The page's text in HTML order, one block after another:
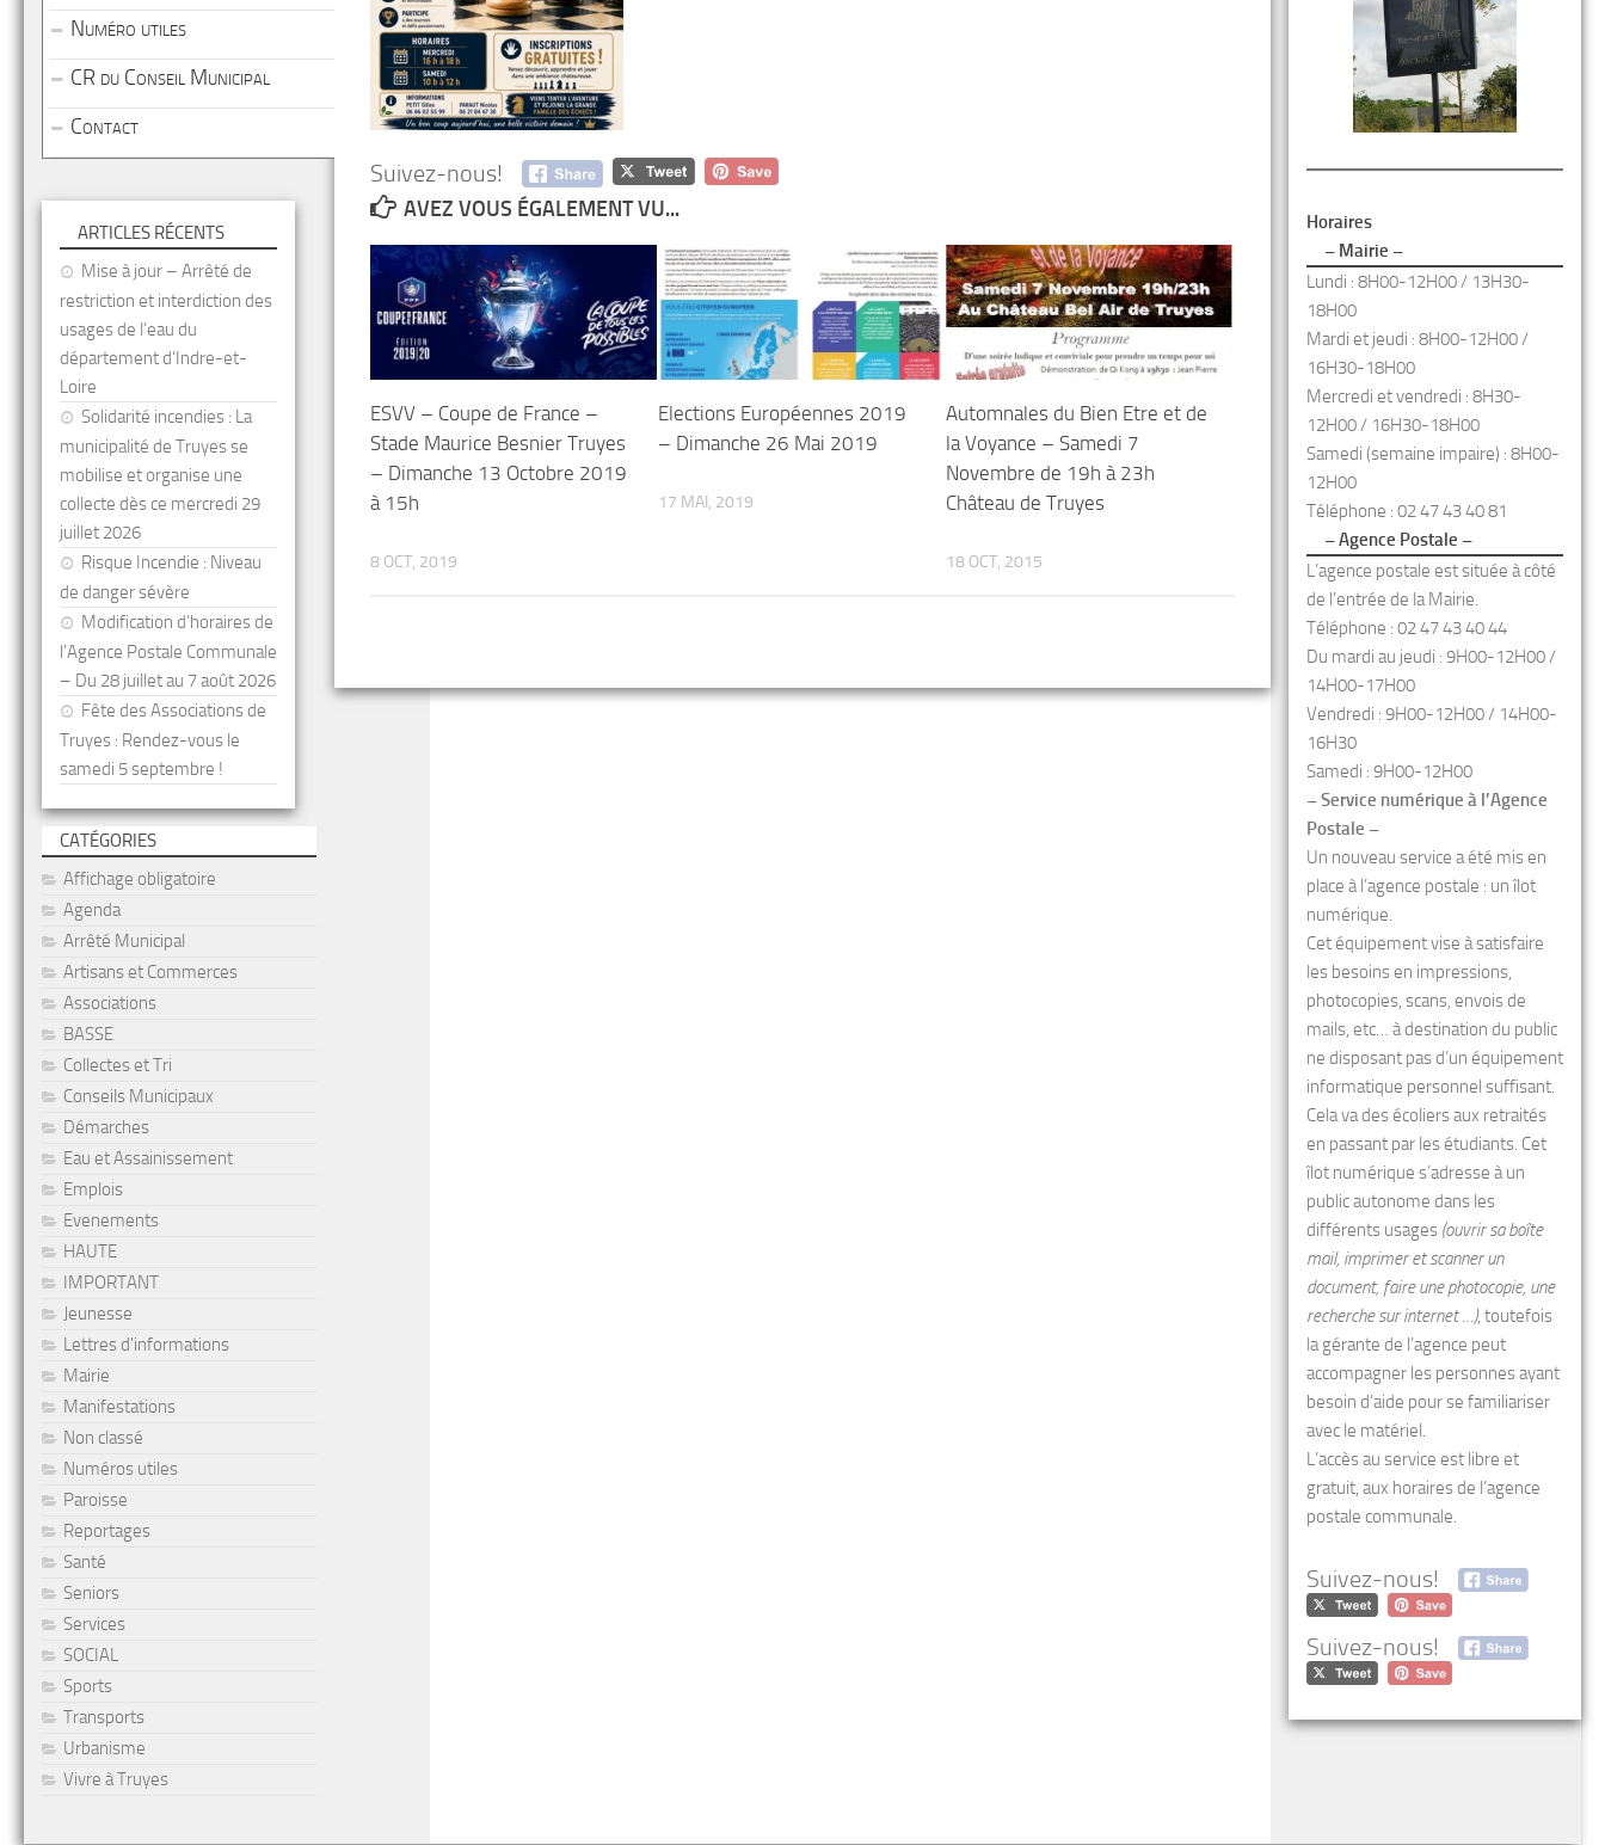
Suivez-nous!
AVEZ VOUS ÉGALEMENT VU...
ESVV – Coupe de France –
Stade Maurice Besnier Truyes
– Dimanche 13 Octobre 2019
à 15h
8 OCT, 2019
Elections Européennes 2019
– Dimanche 26 Mai 2019
17 MAI, 2019
Automnales du Bien Etre et de
la Voyance – Samedi 7
Novembre de 19h à 23h
Château de Truyes
18 OCT, 2015
Numéro utiles
CR du Conseil Municipal
Contact
ARTICLES RÉCENTS
Mise à jour – Arrêté de
restriction et interdiction des
usages de l’eau du
département d’Indre-et-
Loire
Solidarité incendies : La
municipalité de Truyes se
mobilise et organise une
collecte dès ce mercredi 29
juillet 2026
Risque Incendie : Niveau
de danger sévère
Modification d’horaires de
l’Agence Postale Communale
– Du 28 juillet au 7 août 2026
Fête des Associations de
Truyes : Rendez-vous le
samedi 5 septembre !
CATÉGORIES
Affichage obligatoire
Agenda
Arrêté Municipal
Artisans et Commerces
Associations
BASSE
Collectes et Tri
Conseils Municipaux
Démarches
Eau et Assainissement
Emplois
Evenements
HAUTE
IMPORTANT
Jeunesse
Lettres d'informations
Mairie
Manifestations
Non classé
Numéros utiles
Paroisse
Reportages
Santé
Seniors
Services
SOCIAL
Sports
Transports
Urbanisme
Vivre à Truyes
Horaires
– Mairie –
Lundi : 8H00-12H00 / 13H30-
18H00
Mardi et jeudi : 8H00-12H00 /
16H30-18H00
Mercredi et vendredi : 8H30-
12H00 / 16H30-18H00
Samedi (semaine impaire) : 8H00-
12H00
Téléphone : 02 47 43 40 81
– Agence Postale –
L’agence postale est située à côté
de l’entrée de la Mairie.
Téléphone : 02 47 43 40 44
Du mardi au jeudi : 9H00-12H00 /
14H00-17H00
Vendredi : 9H00-12H00 / 14H00-
16H30
Samedi : 9H00-12H00
– Service numérique à l’Agence
Postale –
Un nouveau service a été mis en
place à l’agence postale : un îlot
numérique.
Cet équipement vise à satisfaire
les besoins en impressions,
photocopies, scans, envois de
mails, etc… à destination du public
ne disposant pas d’un équipement
informatique personnel suffisant.
Cela va des écoliers aux retraités
en passant par les étudiants. Cet
îlot numérique s’adresse à un
public autonome dans les
différents usages (ouvrir sa boîte
mail, imprimer et scanner un
document, faire une photocopie, une
recherche sur internet …), toutefois
la gérante de l’agence peut
accompagner les personnes ayant
besoin d’aide pour se familiariser
avec le matériel.
L’accès au service est libre et
gratuit, aux horaires de l’agence
postale communale.
Suivez-nous!
Suivez-nous!